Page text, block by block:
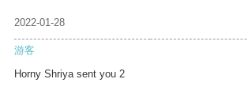
2022-01-28
游客
Horny Shriya sent you 2